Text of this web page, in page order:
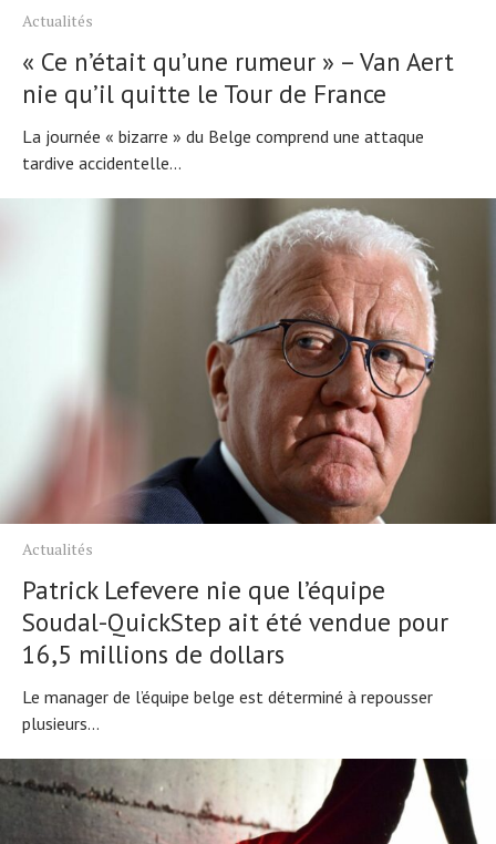
Actualités
« Ce n’était qu’une rumeur » – Van Aert
nie qu’il quitte le Tour de France
La journée « bizarre » du Belge comprend une attaque
tardive accidentelle...
Actualités
Patrick Lefevere nie que l’équipe
Soudal-QuickStep ait été vendue pour
16,5 millions de dollars
Le manager de l’équipe belge est déterminé à repousser
plusieurs...